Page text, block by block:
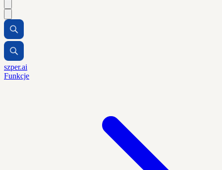
szper.ai
Funkcje